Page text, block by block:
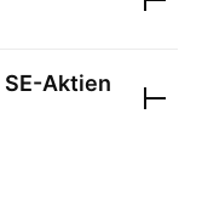
-Aktien